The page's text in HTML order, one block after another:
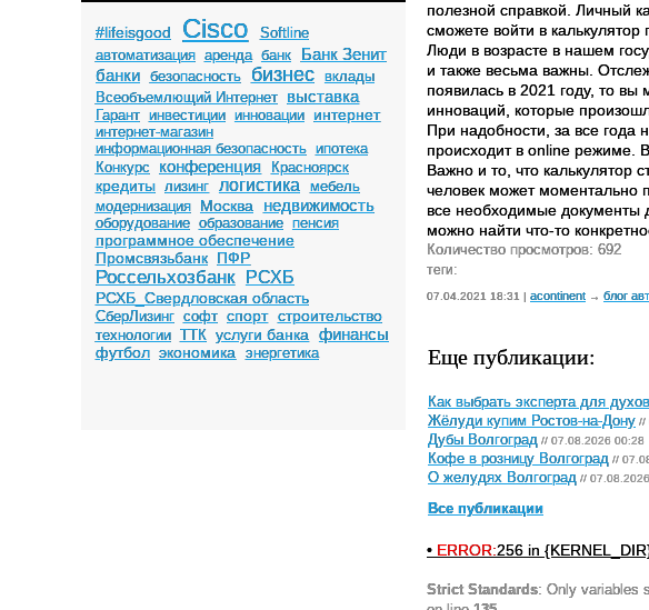
#lifeisgood Cisco
Softline
автоматизация аренда банк
Банк Зенит
банки безопасность бизнес
вклады
Всеобъемлющий Интернет
выставка
Гарант инвестиции инновации интернет
интернет-магазин
информационная безопасность ипотека
Конкурс
конференция Красноярск
кредиты лизинг логистика
мебель
модернизация
Москва недвижимость
оборудование образование пенсия
программное обеспечение
Промсвязьбанк ПФР
Россельхозбанк РСХБ
РСХБ_Свердловская область
СберЛизинг софт спорт строительство
технологии ТТК услуги банка финансы
футбол экономика энергетика
полезной справкой. Личный
сможете войти в
Люди в возрасте в нашем
и также весьма важны.
появилась в 2021 году, то
инноваций, которые
При надобности, за все года
происходит в online режиме.
Важно и то, что калькулятор
человек может моментально
все необходимые документы
можно найти что-то
Количество просмотров: 692
теги:
07.04.2021 18:31 | acontinent → блог
Еще публикации:
Как выбрать эксперта для
Жёлуди купим Ростов-на-Дону //
Дубы Волгоград // 07.08.2026 00:28
Кофе в розницу Волгоград //
О желудях Волгоград //
Все публикации
• ERROR:256 in
Strict Standards: Only variables